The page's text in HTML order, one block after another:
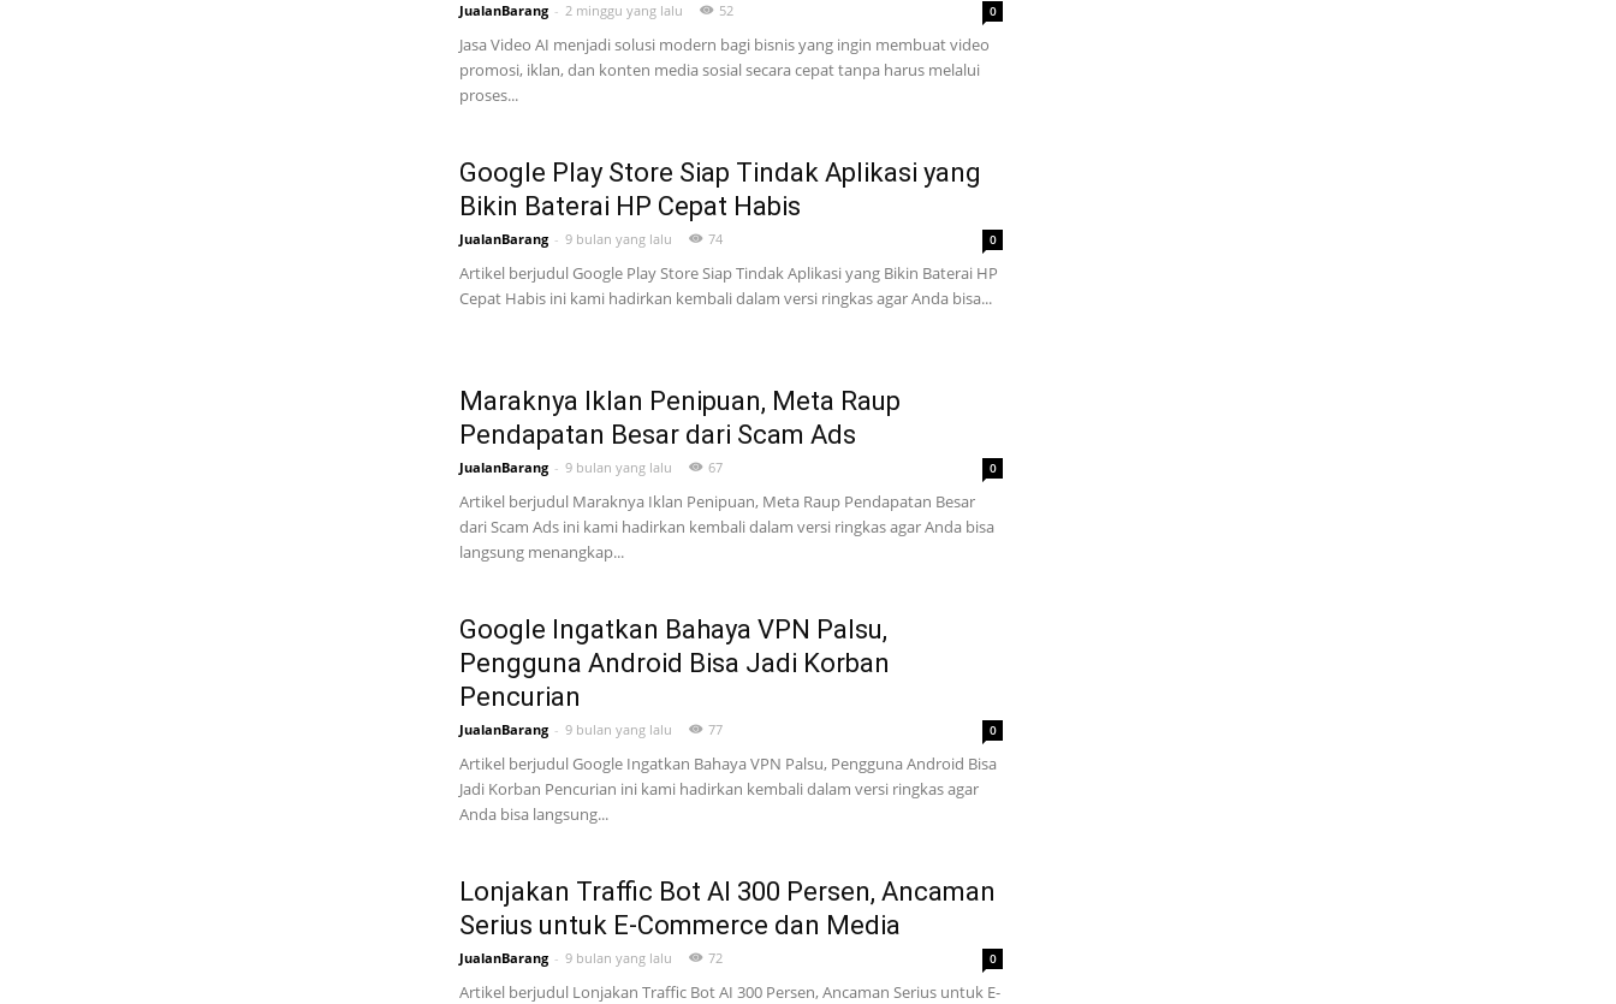
JualanBarang - 2 minggu yang lalu 52 0
Jasa Video AI menjadi solusi modern bagi bisnis yang ingin membuat video
promosi, iklan, dan konten media sosial secara cepat tanpa harus melalui
proses...
Google Play Store Siap Tindak Aplikasi yang
Bikin Baterai HP Cepat Habis
JualanBarang - 9 bulan yang lalu 74 0
Artikel berjudul Google Play Store Siap Tindak Aplikasi yang Bikin Baterai HP
Cepat Habis ini kami hadirkan kembali dalam versi ringkas agar Anda bisa...
Maraknya Iklan Penipuan, Meta Raup
Pendapatan Besar dari Scam Ads
JualanBarang - 9 bulan yang lalu 67 0
Artikel berjudul Maraknya Iklan Penipuan, Meta Raup Pendapatan Besar
dari Scam Ads ini kami hadirkan kembali dalam versi ringkas agar Anda bisa
langsung menangkap...
Google Ingatkan Bahaya VPN Palsu,
Pengguna Android Bisa Jadi Korban
Pencurian
JualanBarang - 9 bulan yang lalu 77 0
Artikel berjudul Google Ingatkan Bahaya VPN Palsu, Pengguna Android Bisa
Jadi Korban Pencurian ini kami hadirkan kembali dalam versi ringkas agar
Anda bisa langsung...
Lonjakan Traffic Bot AI 300 Persen, Ancaman
Serius untuk E-Commerce dan Media
JualanBarang - 9 bulan yang lalu 72 0
Artikel berjudul Lonjakan Traffic Bot AI 300 Persen, Ancaman Serius untuk E-